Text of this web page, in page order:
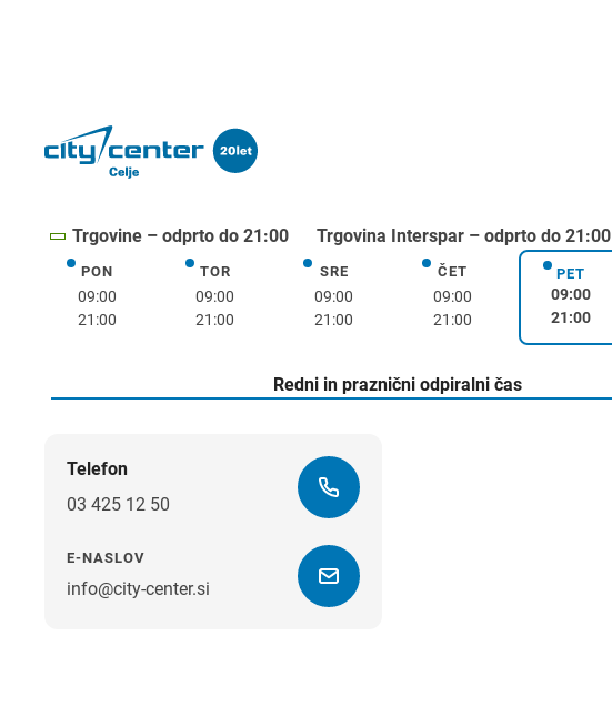
Trgovine – odprto do 21:00 Trgovina Interspar – odprto do 21:00
PONponedeljek
09:00
21:00
TORtorek
09:00
21:00
SREsreda
09:00
21:00
ČETčetrtek
09:00
21:00
PETpetek
09:00
21:00
Redni in praznični odpiralni čas
Telefon
03 425 12 50
E-NASLOV
info@city-center.si